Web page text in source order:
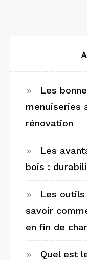
Les
menuiseries
rénovation
Les
bois :
Les
savoir
en fin de
Quel est